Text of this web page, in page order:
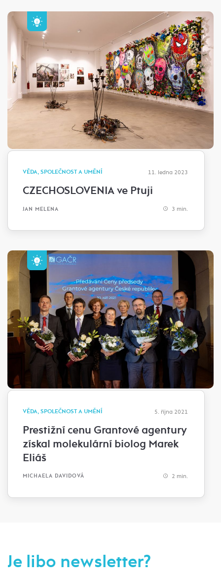
VĚDA, SPOLEČNOST A UMĚNÍ 11. ledna 2023
CZECHOSLOVENIA ve Ptuji
JAN MELENA 3 min.
VĚDA, SPOLEČNOST A UMĚNÍ 5. října 2021
Prestižní cenu Grantové agentury
získal molekulární biolog Marek
Eliáš
MICHAELA DAVIDOVÁ 2 min.
Je libo newsletter?